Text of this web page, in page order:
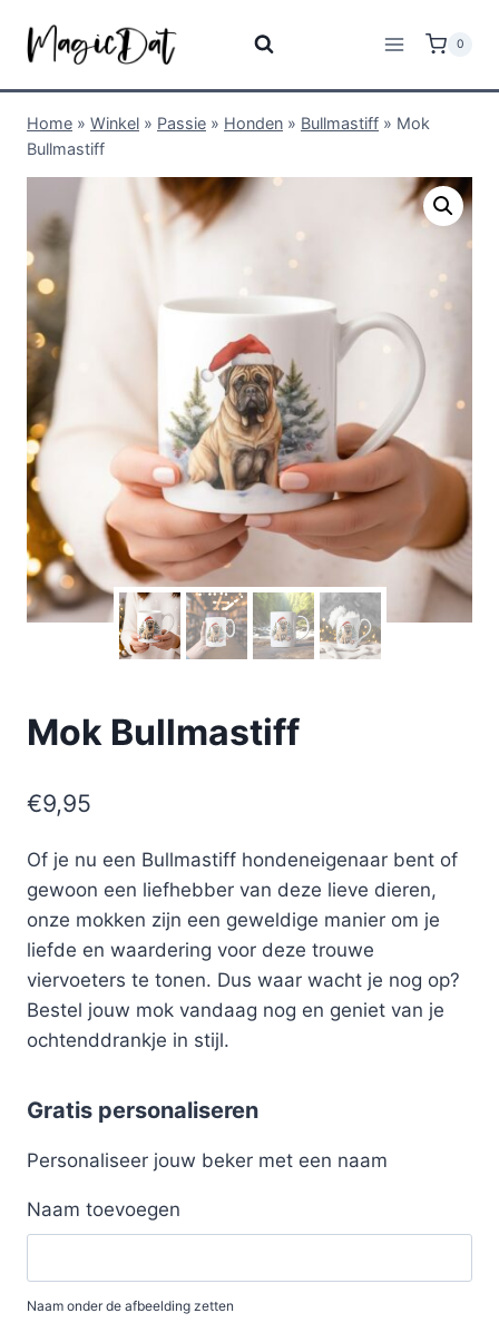
0
Home » Winkel » Passie » Honden » Bullmastiff » Mok
Bullmastiff
Mok Bullmastiff
€9,95
Of je nu een Bullmastiff hondeneigenaar bent of
gewoon een liefhebber van deze lieve dieren,
onze mokken zijn een geweldige manier om je
liefde en waardering voor deze trouwe
viervoeters te tonen. Dus waar wacht je nog op?
Bestel jouw mok vandaag nog en geniet van je
ochtenddrankje in stijl.
Gratis personaliseren
Personaliseer jouw beker met een naam
Naam toevoegen
Naam onder de afbeelding zetten